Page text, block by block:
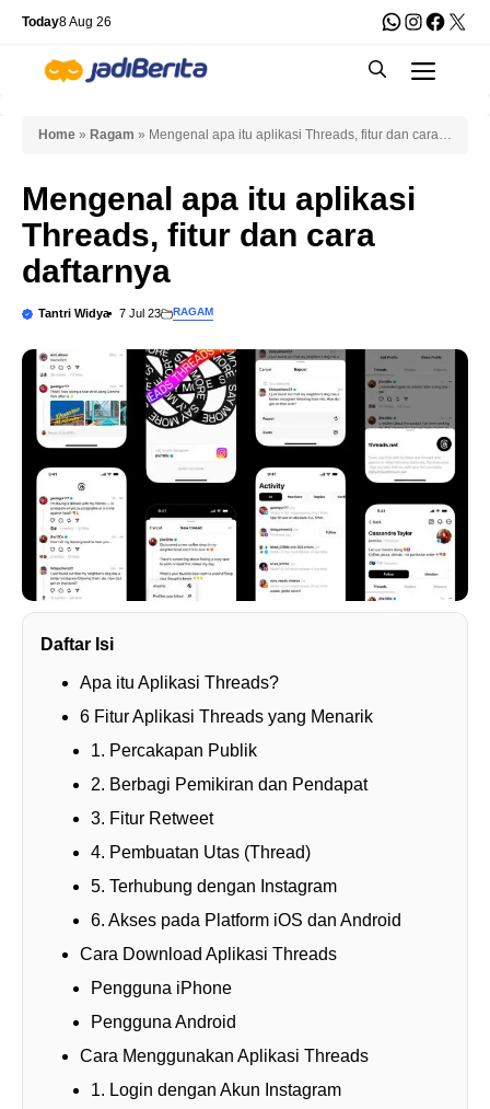
Skip
content
Today8 Aug 26 WhatsApp
X
Home » Ragam » Mengenal apa itu aplikasi Threads, fitur dan cara
Mengenal apa itu aplikasi
Threads, fitur dan cara
daftarnya
Tantri Widya 7 Jul 23 RAGAM
Daftar Isi
Apa itu Aplikasi Threads?
6 Fitur Aplikasi Threads yang Menarik
1. Percakapan Publik
2. Berbagi Pemikiran dan Pendapat
3. Fitur Retweet
4. Pembuatan Utas (Thread)
5. Terhubung dengan Instagram
6. Akses pada Platform iOS dan Android
Cara Download Aplikasi Threads
Pengguna iPhone
Pengguna Android
Cara Menggunakan Aplikasi Threads
1. Login dengan Akun Instagram